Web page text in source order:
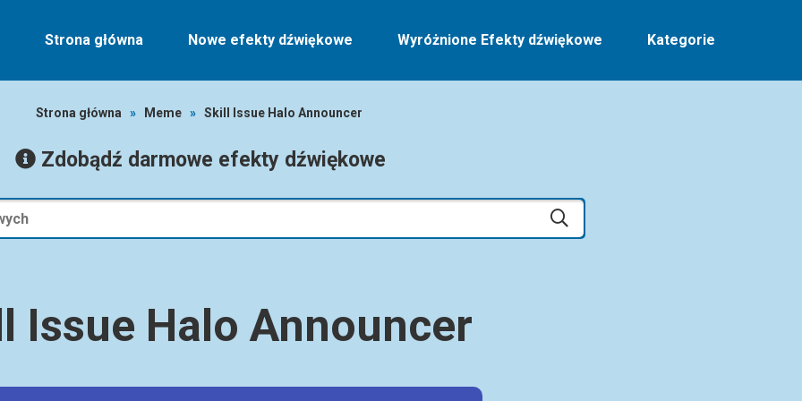
Strona główna Nowe efekty dźwiękowe Wyróżnione Efekty dźwiękowe Kategorie
Strona główna » Meme » Skill Issue Halo Announcer
Zdobądź darmowe efekty dźwiękowe
Issue Halo Announcer